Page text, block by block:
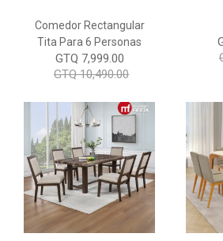
Comedor Rectangular
Tita Para 6 Personas
GTQ 7,999.00
GTQ 10,490.00